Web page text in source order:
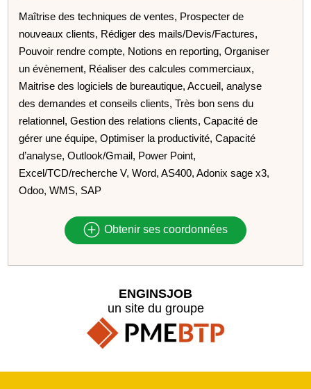
Maîtrise des techniques de ventes, Prospecter de
nouveaux clients, Rédiger des mails/Devis/Factures,
Pouvoir rendre compte, Notions en reporting, Organiser
un évènement, Réaliser des calcules commerciaux,
Maitrise des logiciels de bureautique, Accueil, analyse
des demandes et conseils clients, Très bon sens du
relationnel, Gestion des relations clients, Capacité de
gérer une équipe, Optimiser la productivité, Capacité
d’analyse, Outlook/Gmail, Power Point,
Excel/TCD/recherche V, Word, AS400, Adonix sage x3,
Odoo, WMS, SAP
Obtenir ses coordonnées
ENGINSJOB
un site du groupe